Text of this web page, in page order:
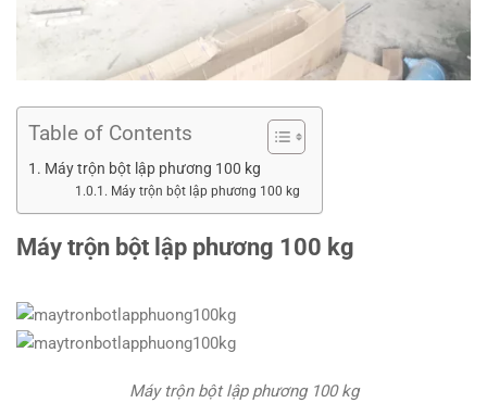
Table of Contents
Máy trộn bột lập phương 100 kg
Máy trộn bột lập phương 100 kg
Máy trộn bột lập phương 100 kg
Máy trộn bột lập phương 100 kg